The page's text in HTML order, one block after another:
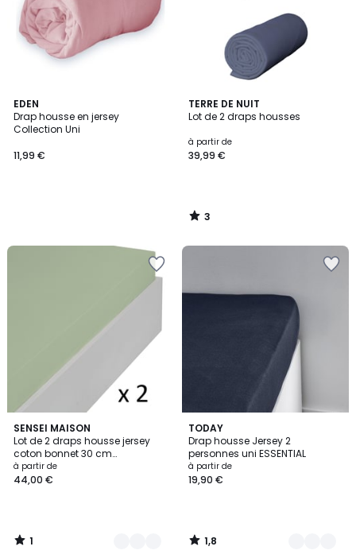
EDEN
Drap housse en jersey
Collection Uni
11,99 €
TERRE DE NUIT
Lot de 2 draps housses
à partir de
39,99 €
3
/
3
/
SENSEI MAISON
Lot de 2 draps housse jersey
coton bonnet 30 cm
MANHATTAN
à partir de
44,00 €
1
/
5
10
Couleurs
1
/
TODAY
Drap housse Jersey 2
personnes uni ESSENTIAL
à partir de
19,90 €
1,8
/
5
12
Couleurs
1,8
/